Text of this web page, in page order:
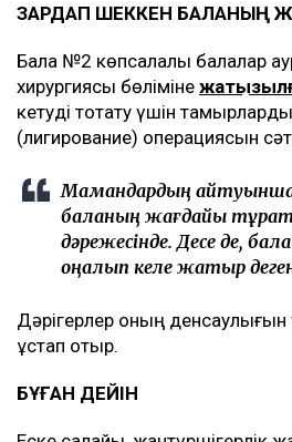
ЗАРДАП ШЕККЕН БАЛАНЫҢ
Бала №2 көпсалалы балалар
хирургиясы бөліміне
кетуді тоқтату үшін
(лигирование) операциясын
Мамандардың айтуынша,
баланың жағдайы
дәрежесінде. Десе де,
оңалып келе жатыр
Дәрігерлер оның денсаулығын
ұстап отыр.
БҰҒАН ДЕЙІН